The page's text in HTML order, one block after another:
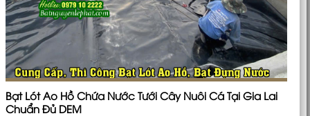
Bạt Lót Ao Hồ Chứa Nước Tưới Cây Nuôi Cá Tại Gia Lai
Chuẩn Đủ DEM